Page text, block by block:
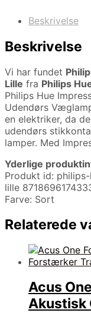
Beskrivelse
Beskrivelse
Vi har fundet
Lille fra Philips
Philips Hue
Udendørs
en elektriker, da
udendørs
lamper. Med
Yderlige
Produkt id:
lille
Farve: Sort
Relaterede
Acus
Akustisk